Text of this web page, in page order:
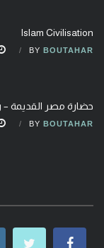
Islam Civilisation
BY BOUTAHAR
حضارة مصر القديمة
BY BOUTAHAR